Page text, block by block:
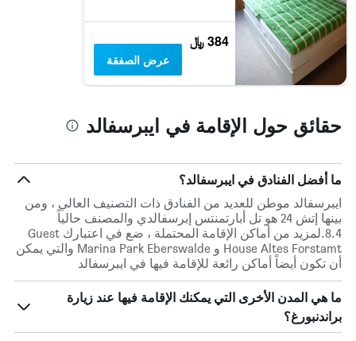
384 ﷼
عرض الصفقة
حقائق حول الإقامة في ايبرسفالد
ما أفضل الفنادق في ايبرسفالد؟
ايبرسفالد موطن للعديد من الفنادق ذات التصنيف العالي ، ومن
بينها إتش 24 هو تل أبارتمنتس إبرسفالدي والمصنف حالياً
8.4.لمزيد من أماكن الإقامة المحتملة ، ضع في اعتبارك Guest
House Altes Forstamt و Marina Park Eberswalde والتي يمكن
أن تكون أيضاً أماكن رائعة للإقامة فيها في ايبرسفالد
ما هي المدن الأخرى التي يمكنك الإقامة فيها عند زيارة
براندنبورغ؟